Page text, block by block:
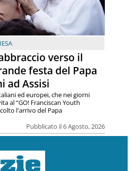
verso il
festa del Papa
ad Assisi
Pubblicato il 6 Agosto, 2026
ed europei, che nei giorni
al “GO! Franciscan Youth
l'arrivo del Papa